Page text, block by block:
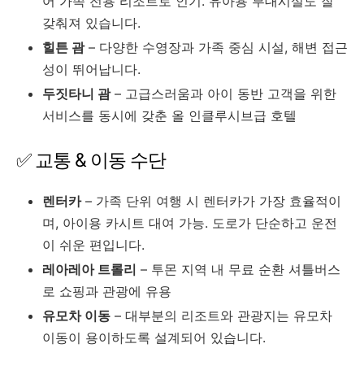
갖춰져 있습니다.
힐튼 괌– 다양한 수영장과 가족 중심 시설, 해변 접근
성이 뛰어납니다.
두짓타니 괌– 고급스러움과 아이 동반 고객을 위한
서비스를 동시에 갖춘 올 인클루시브급 호텔
✅ 교통 & 이동 수단
렌터카– 가족 단위 여행 시 렌터카가 가장 효율적이
며, 아이용 카시트 대여 가능. 도로가 단순하고 운전
이 쉬운 편입니다.
레아레아 트롤리 – 투몬 지역 내 무료 순환 셔틀버스
로 쇼핑과 관광에 유용
유모차 이동 – 대부분의 리조트와 관광지는 유모차
이동이 용이하도록 설계되어 있습니다.